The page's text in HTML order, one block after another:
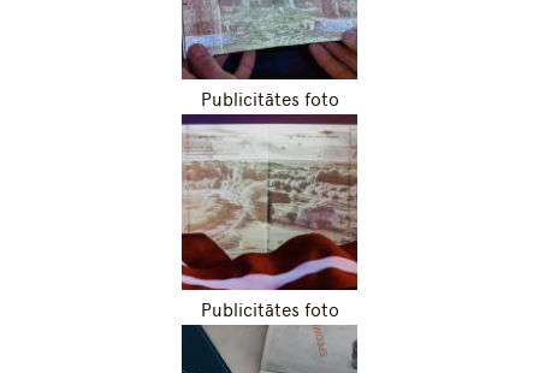
Publicitātes foto
Publicitātes foto